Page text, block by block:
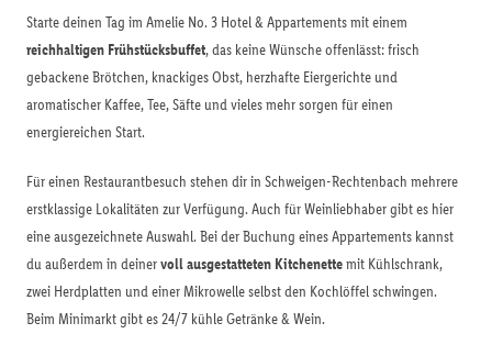
Starte deinen Tag im Amelie No. 3 Hotel & Appartements mit einem
reichhaltigen Frühstücksbuffet, das keine Wünsche offenlässt: frisch
gebackene Brötchen, knackiges Obst, herzhafte Eiergerichte und
aromatischer Kaffee, Tee, Säfte und vieles mehr sorgen für einen
energiereichen Start.
Für einen Restaurantbesuch stehen dir in Schweigen-Rechtenbach mehrere
erstklassige Lokalitäten zur Verfügung. Auch für Weinliebhaber gibt es hier
eine ausgezeichnete Auswahl. Bei der Buchung eines Appartements kannst
du außerdem in deinervoll ausgestatteten Kitchenettemit Kühlschrank,
zwei Herdplatten und einer Mikrowelle selbst den Kochlöffel schwingen.
Beim Minimarkt gibt es 24/7 kühle Getränke & Wein.